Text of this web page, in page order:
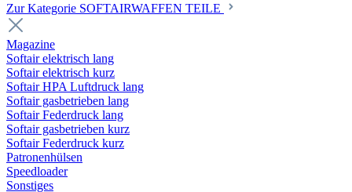
Zur Kategorie SOFTAIRWAFFEN TEILE
Magazine
Softair elektrisch lang
Softair elektrisch kurz
Softair HPA Luftdruck lang
Softair gasbetrieben lang
Softair Federdruck lang
Softair gasbetrieben kurz
Softair Federdruck kurz
Patronenhülsen
Speedloader
Sonstiges